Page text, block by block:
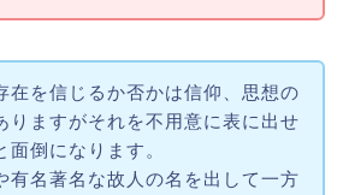
在を信じるか否かは信仰、思想の
りますがそれを不用意に表に出せ
面倒になります。
有名著名な故人の名を出して一方